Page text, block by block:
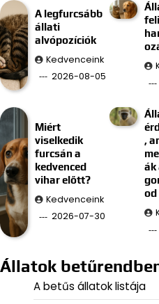
A legfurcsább
állati
alvópozíciók
Kedvenceink
2026-08-05
Miért
viselkedik
furcsán a
kedvenced
vihar előtt?
Kedvenceink
2026-07-30
,
ák
od
Állatok
A betűs állatok listája